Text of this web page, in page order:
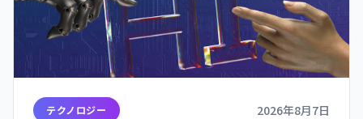
テクノロジー 2026年8月7日